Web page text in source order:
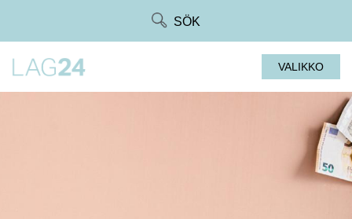
SÖK
VALIKKO